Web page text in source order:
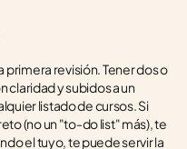
revisión. Tener dos o
y subidos a un
listado de cursos. Si
(no un "to-do list" más), te
el tuyo, te puede servir la